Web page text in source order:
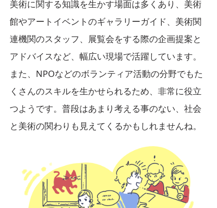
美術に関する知識を生かす場面は多くあり、美術
館やアートイベントのギャラリーガイド、美術関
連機関のスタッフ、展覧会をする際の企画提案と
アドバイスなど、幅広い現場で活躍しています。
また、NPOなどのボランティア活動の分野でもた
くさんのスキルを生かせられるため、非常に役立
つようです。普段はあまり考える事のない、社会
と美術の関わりも見えてくるかもしれませんね。